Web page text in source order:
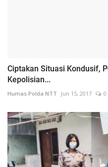
Ciptakan Situasi Kondusif,
Kepolisian...
Humas Polda NTT Jun 15, 2017 0